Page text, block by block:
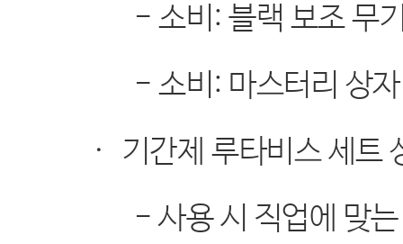
-소비 :블랙 보조 무
-소비 : 마스터리 상자
·
기간제 루타비스 세트
-사용 시 직업에 맞